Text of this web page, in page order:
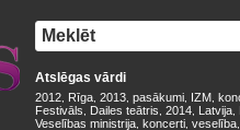
Atslēgas vārdi
2012 Rīga 2013 pasākumi IZM
Festivāls
Dailes teātris 2014 Latvija
Veselības ministrija koncerti veselība